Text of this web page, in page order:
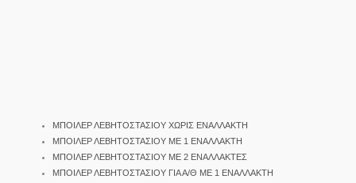
ΜΠΟΙΛΕΡ ΛΕΒΗΤΟΣΤΑΣΙΟΥ ΧΩΡΙΣ ΕΝΑΛΛΑΚΤΗ
ΜΠΟΙΛΕΡ ΛΕΒΗΤΟΣΤΑΣΙΟΥ ΜΕ 1 ΕΝΑΛΛΑΚΤΗ
ΜΠΟΙΛΕΡ ΛΕΒΗΤΟΣΤΑΣΙΟΥ ΜΕ 2 ΕΝΑΛΛΑΚΤΕΣ
ΜΠΟΙΛΕΡ ΛΕΒΗΤΟΣΤΑΣΙΟΥ ΓΙΑ Α/Θ ΜΕ 1 ΕΝΑΛΛΑΚΤΗ